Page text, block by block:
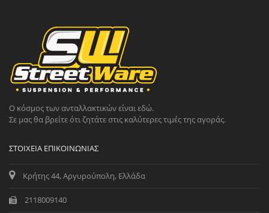
Ο κόσμος των ανταλλακτικών είναι εδώ.
Σε μας θα βρείτε ότι ζητάτε στις καλύτερες τιμές της αγοράς.
ΣΤΟΙΧΕΊΑ ΕΠΙΚΟΙΝΩΝΊΑΣ
Κρήτης 44, Αργυρούπολη, Ελλάδα
2118009140